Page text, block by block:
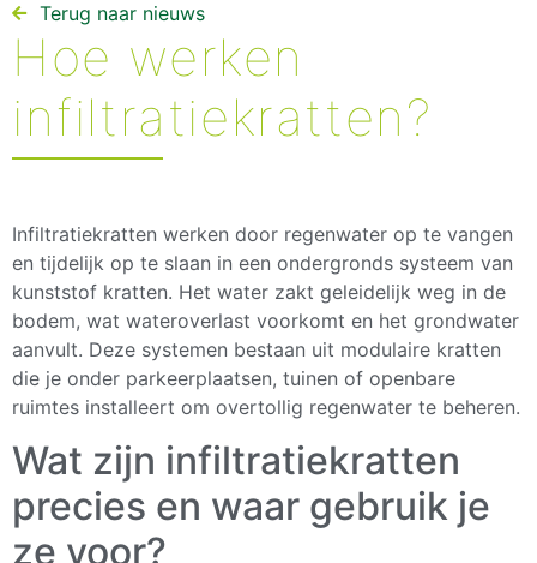
Terug naar nieuws​
Hoe werken
infiltratiekratten?
Infiltratiekratten werken door regenwater op te vangen
en tijdelijk op te slaan in een ondergronds systeem van
kunststof kratten. Het water zakt geleidelijk weg in de
bodem, wat wateroverlast voorkomt en het grondwater
aanvult. Deze systemen bestaan uit modulaire kratten
die je onder parkeerplaatsen, tuinen of openbare
ruimtes installeert om overtollig regenwater te beheren.
Wat zijn infiltratiekratten
precies en waar gebruik je
ze voor?